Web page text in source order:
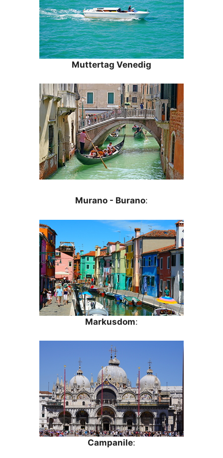
Muttertag Venedig
Murano - Burano:
Markusdom:
Campanile: